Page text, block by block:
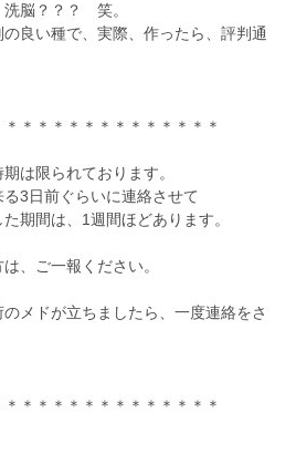
洗脳？？？ 笑。
良い種で、実際、作ったら、評判通
＊＊＊＊＊＊＊＊＊＊＊＊＊
は限られております。
3日前ぐらいに連絡させて
期間は、1週間ほどあります。
、ご一報ください。
メドが立ちましたら、一度連絡をさ
＊＊＊＊＊＊＊＊＊＊＊＊＊